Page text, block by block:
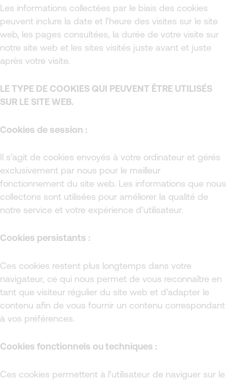
Les informations collectées par le biais des cookies
peuvent inclure la date et l’heure des visites sur le site
web, les pages consultées, la durée de votre visite sur
notre site web et les sites visités juste avant et juste
après votre visite.
LE TYPE DE COOKIES QUI PEUVENT ÊTRE UTILISÉS
SUR LE SITE WEB.
Cookies de session :
Il s’agit de cookies envoyés à votre ordinateur et gérés
exclusivement par nous pour le meilleur
fonctionnement du site web. Les informations que nous
collectons sont utilisées pour améliorer la qualité de
notre service et votre expérience d’utilisateur.
Cookies persistants :
Ces cookies restent plus longtemps dans votre
navigateur, ce qui nous permet de vous reconnaître en
tant que visiteur régulier du site web et d’adapter le
contenu afin de vous fournir un contenu correspondant
à vos préférences.
Cookies fonctionnels ou techniques :
Ces cookies permettent à l’utilisateur de naviguer sur le